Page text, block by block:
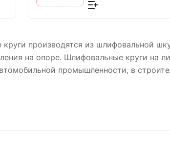
производятся из шлифовальной
на опоре. Шлифовальные круги на
промышленности, в